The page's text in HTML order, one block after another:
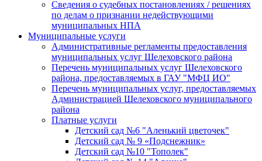
Сведения о судебных постановлениях / решениях
по делам о признании недействующими
муниципальных НПА
Муниципальные услуги
Административные регламенты предоставления
муниципальных услуг Шелеховского района
Перечень муниципальных услуг Шелеховского
района, предоставляемых в ГАУ "МФЦ ИО"
Перечень муниципальных услуг, предоставляемых
Администрацией Шелеховского муниципального
района
Платные услуги
Детский сад №6 "Аленький цветочек"
Детский сад № 9 «Подснежник»
Детский сад №10 "Тополек"